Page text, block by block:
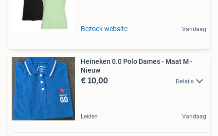
Bezoek website Vandaag
Heineken 0.0 Polo Dames - Maat M -
Nieuw
€ 10,00 Details
Leiden Vandaag